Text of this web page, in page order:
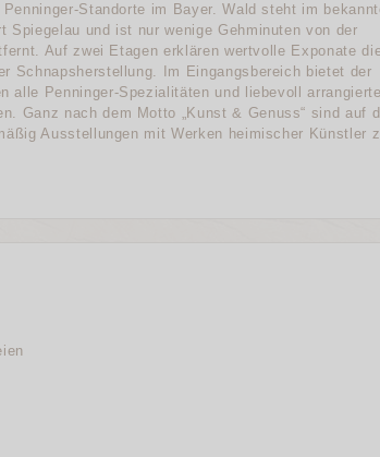
Penninger-Standorte im Bayer. Wald steht im
Spiegelau und ist nur wenige Gehminuten von der
Auf zwei Etagen erklären wertvolle Exponate
Schnapsherstellung. Im Eingangsbereich bietet der
alle Penninger-Spezialitäten und liebevoll arrangierte
Ganz nach dem Motto „Kunst & Genuss“ sind auf
Ausstellungen mit Werken heimischer Künstler